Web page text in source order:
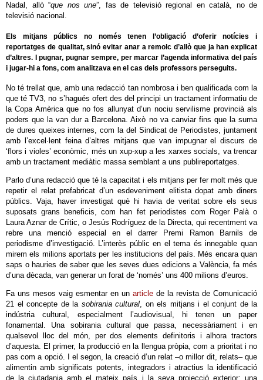
Nadal, allò “que nos une”, fas de televisió regional en català, no de
televisió nacional.
Els mitjans públics no només tenen l’obligació d’oferir notícies i
reportatges de qualitat, sinó evitar anar a remolc d’allò que ja han explicat
d’altres. I pugnar, pugnar sempre, per marcar l’agenda informativa del país
i jugar-hi a fons, com analitzava en el cas dels professors perseguits.
No té trellat que, amb una redacció tan nombrosa i ben qualificada com la
que té TV3, no s’hagués ofert des del principi un tractament informatiu de
la Copa Amèrica que no fos allunyat d’un nociu servilisme provincià als
poders que la van dur a Barcelona. Això no va canviar fins que la suma
de dures queixes internes, com la del Sindicat de Periodistes, juntament
amb l’excel·lent feina d’altres mitjans que van impugnar el discurs de
‘flors i violes’ econòmic, més un xup-xup a les xarxes socials, va trencar
amb un tractament mediàtic massa semblant a uns publireportatges.
Parlo d’una redacció que té la capacitat i els mitjans per fer molt més que
repetir el relat prefabricat d’un esdeveniment elitista dopat amb diners
públics. Vaja, haver investigat què hi havia de veritat sobre els seus
suposats grans beneficis, com han fet periodistes com Roger Palà o
Laura Aznar de Crític, o Jesús Rodríguez de la Directa, qui recentment va
rebre una menció especial en el darrer Premi Ramon Barnils de
periodisme d’investigació. L’interès públic en el tema és innegable quan
mirem els milions aportats per les institucions del país. Més encara quan
saps o hauries de saber que les seves dues edicions a València, fa més
d’una dècada, van generar un forat de ‘només’ uns 400 milions d’euros.
Fa uns mesos vaig esmentar en un article de la revista de Comunicació
21 el concepte de la sobirania cultural , on els mitjans i el conjunt de la
indústria cultural, especialment l’audiovisual, hi tenen un paper
fonamental. Una sobirania cultural que passa, necessàriament i en
qualsevol lloc del món, per dos elements definitoris i alhora tractors
d’aquesta. El primer, la producció en la llengua pròpia, com a prioritat i no
pas com a opció. I el segon, la creació d’un relat –o millor dit, relats– que
alimentin amb significats potents, integradors i atractius la identificació
de la ciutadania amb el mateix país i la seva projecció exterior; una